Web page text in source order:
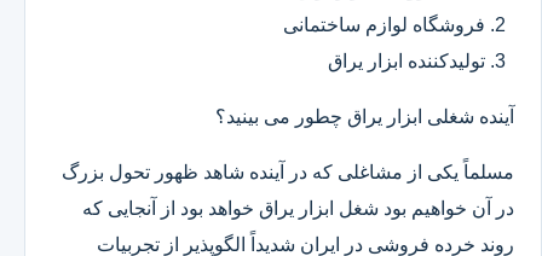
فروشگاه لوازم ساختمانی
تولیدکننده ابزار یراق
آینده شغلی ابزار یراق چطور می بینید؟
مسلماً یکی از مشاغلی که در آینده شاهد ظهور تحول بزرگ
در آن خواهیم بود شغل ابزار یراق خواهد بود از آنجایی که
روند خرده فروشی در ایران شدیداً الگوپذیر از تجربیات